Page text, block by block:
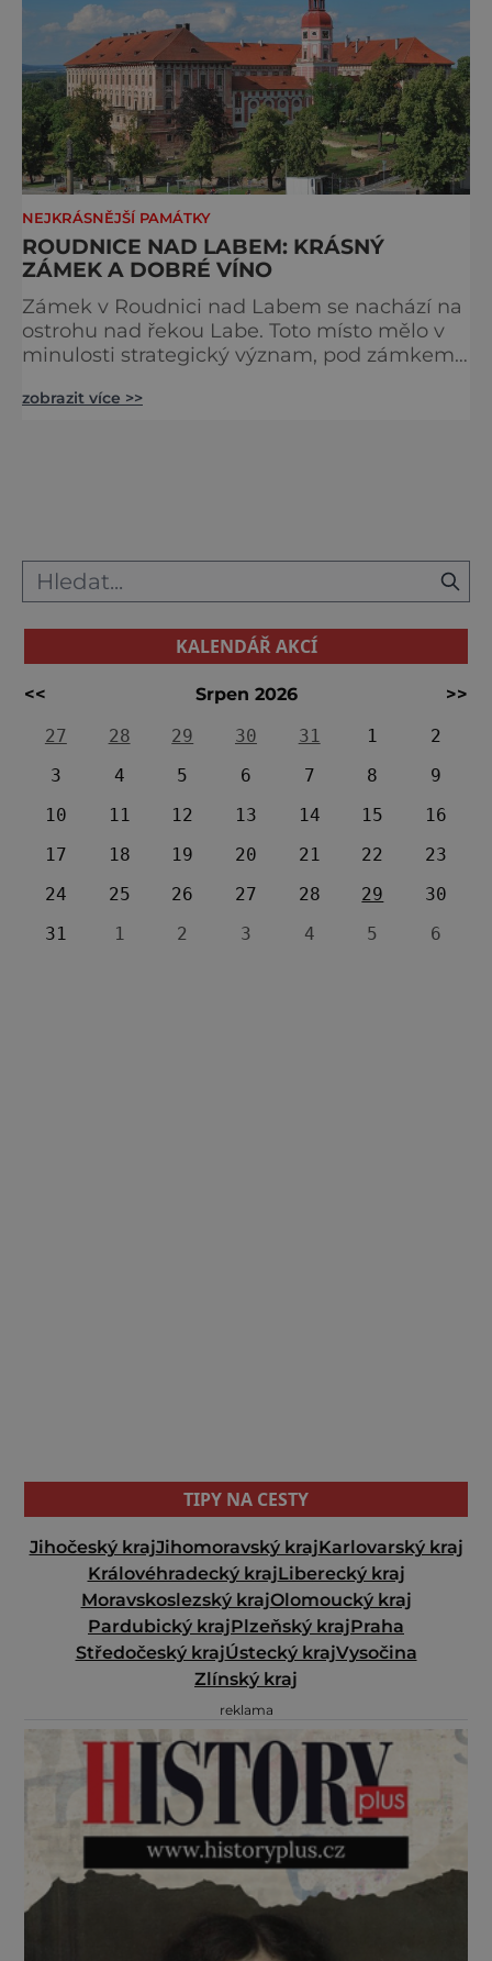
NEJKRÁSNĚJŠÍ PAMÁTKY
ROUDNICE NAD LABEM: KRÁSNÝ
ZÁMEK A DOBRÉ VÍNO
Zámek v Roudnici nad Labem se nachází na
ostrohu nad řekou Labe. Toto místo mělo v
minulosti strategický význam, pod zámkem
Horní Lužici. Železniční most přes Labe Již ve
zobrazit více >>
KALENDÁŘ AKCÍ
<< Srpen 2026
>>
27
28 29 30 31 1
2
3
4 5 6 7 8
9
10
11 12 13 14 15
16
17
18 19 20 21 22
23
24
25 26 27 28 29
30
31
1 2 3 4 5 6
TIPY NA CESTY
Jihočeský krajJihomoravský krajKarlovarský kraj
Královéhradecký krajLiberecký kraj
Moravskoslezský krajOlomoucký kraj
Pardubický krajPlzeňský krajPraha
Středočeský krajÚstecký krajVysočina
Zlínský kraj
reklama